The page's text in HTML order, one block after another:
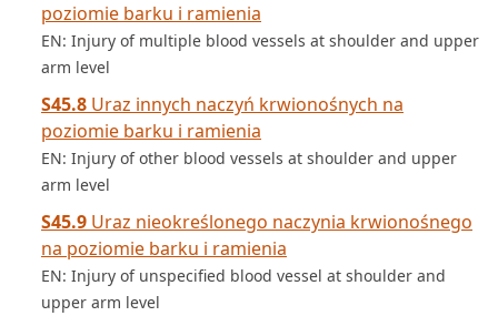
poziomie barku i ramienia
EN: Injury of multiple blood vessels at shoulder and upper
arm level
S45.8 Uraz innych naczyń krwionośnych na
poziomie barku i ramienia
EN: Injury of other blood vessels at shoulder and upper
arm level
S45.9 Uraz nieokreślonego naczynia krwionośnego
na poziomie barku i ramienia
EN: Injury of unspecified blood vessel at shoulder and
upper arm level